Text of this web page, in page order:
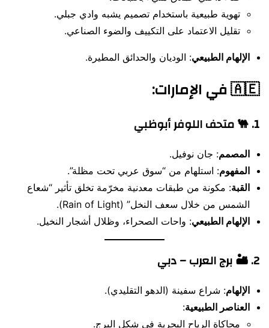
تهوية طبيعية باستخدام تصميم يشبه وادي جبلي.
تقليل الاعتماد على التكييف والضوء الصناعي.
الإلهام الطبيعي: الوديان والحدائق المطيرة.
🇦🇪في الإمارات:
1. 🐫 متحف اللوفر أبوظبي
المصمم: جان نوفيل.
المفهوم: استلهام من “سوق عربي تحت مظلة”.
القبة: مكونة من طبقات معدنية مخرّمة تخلق تأثير “شعاع
الشمس من خلال سعف النخل” (Rain of Light).
الإلهام الطبيعي: واحات الصحراء، وظلال أشجار النخيل.
2. 🏜️ برج العرب – دبي
الإلهام: شراع سفينة (الدهو التقليدي).
العناصر الطبيعية:
محاكاة الرياح البحرية في شكل البرج.